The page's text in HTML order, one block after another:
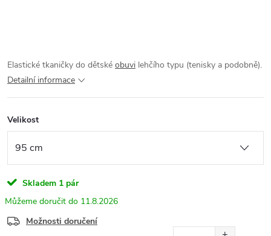
Elastické tkaničky do dětské obuvi lehčího typu (tenisky a podobně).
Detailní informace
Velikost
Skladem 1 pár
11.8.2026
Možnosti doručení